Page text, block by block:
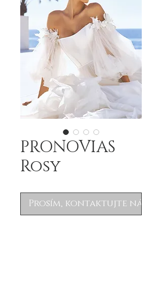
PRONOVIAS
Rosy
Prosím, kontaktujte nás